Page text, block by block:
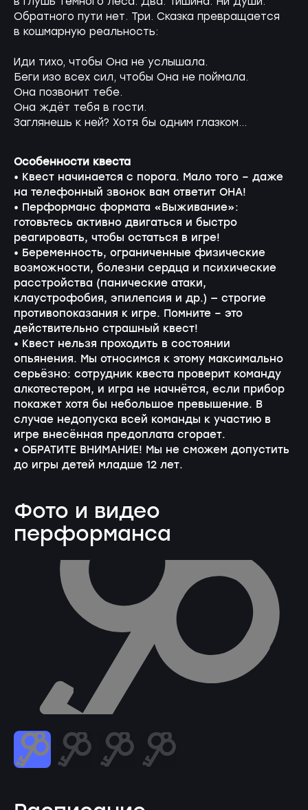
Обратного пути нет. Три. Сказка превращается
в кошмарную реальность:
Иди тихо, чтобы Она не услышала.
Беги изо всех сил, чтобы Она не поймала.
Она позвонит тебе.
Она ждёт тебя в гости.
Заглянешь к ней? Хотя бы одним глазком...
Особенности квеста
• Квест начинается с порога. Мало того – даже
на телефонный звонок вам ответит ОНА!
• Перформанс формата «Выживание»:
готовьтесь активно двигаться и быстро
реагировать, чтобы остаться в игре!
• Беременность, ограниченные физические
возможности, болезни сердца и психические
расстройства (панические атаки,
клаустрофобия, эпилепсия и др.) — строгие
противопоказания к игре. Помните – это
действительно страшный квест!
• Квест нельзя проходить в состоянии
опьянения. Мы относимся к этому максимально
серьёзно: сотрудник квеста проверит команду
алкотестером, и игра не начнётся, если прибор
покажет хотя бы небольшое превышение. В
случае недопуска всей команды к участию в
игре внесённая предоплата сгорает.
• ОБРАТИТЕ ВНИМАНИЕ! Мы не сможем допустить
до игры детей младше 12 лет.
Фото и видео
перформанса